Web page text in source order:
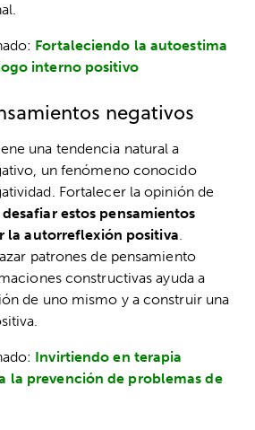
Fortaleciendo la autoestima
interno positivo
negativos
una tendencia natural a
un fenómeno conocido
Fortalecer la opinión de
desafiar estos pensamientos
la autorreflexión positiva.
patrones de pensamiento
constructivas ayuda a
de uno mismo y a construir una
Invirtiendo en terapia
la prevención de problemas de